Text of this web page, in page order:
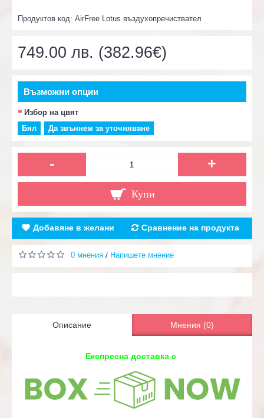
Продуктов код: AirFree Lotus въздухопречиствател
749.00 лв. (382.96€)
Възможни опции
Избор на цвят
Бял
Да звъннем за уточняване
- +
Купи
Добавяне в желани Сравнение на продукта
0 мнения / Напишете мнение
Описание Мнения (0)
Експресна доставка с